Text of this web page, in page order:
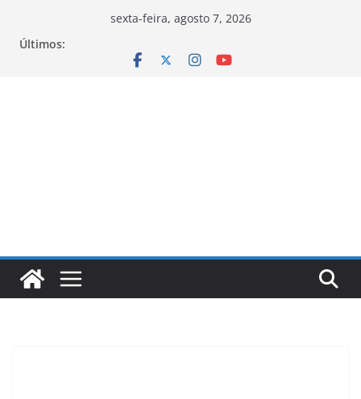
sexta-feira, agosto 7, 2026
Últimos: